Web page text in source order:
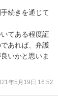
続きを通じて
てある程度証
あれば、弁護
いかと思いま
年5月19日 16:52